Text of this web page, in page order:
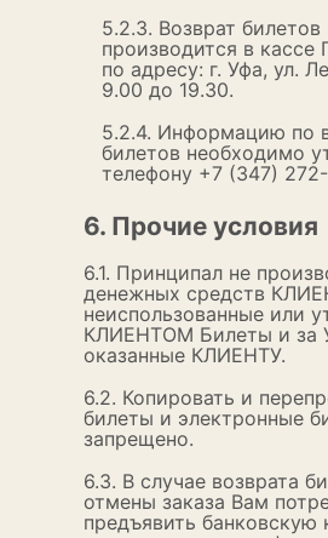
5.2.3. Возврат билетов
производится в кассе
по адресу: г. Уфа, ул.
9.00 до 19.30.
5.2.4. Информацию по
билетов необходимо
телефону +7 (347)
6. Прочие условия
6.1. Принципал не
денежных средств
неиспользованные или
КЛИЕНТОМ Билеты и за
оказанные КЛИЕНТУ.
6.2. Копировать и
билеты и электронные
запрещено.
6.3. В случае возврата
отмены заказа Вам
предъявить банковскую